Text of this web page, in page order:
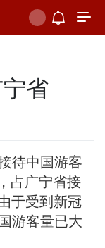
省
待中国游客
占广宁省接
于受到新冠
游客量已大